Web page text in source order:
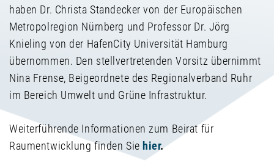
haben Dr. Christa Standecker von der Europäischen
Metropolregion Nürnberg und Professor Dr. Jörg
Knieling von der HafenCity Universität Hamburg
übernommen. Den stellvertretenden Vorsitz übernimmt
Nina Frense, Beigeordnete des Regionalverband Ruhr
im Bereich Umwelt und Grüne Infrastruktur.
Weiterführende Informationen zum Beirat für
Raumentwicklung finden Sie hier.